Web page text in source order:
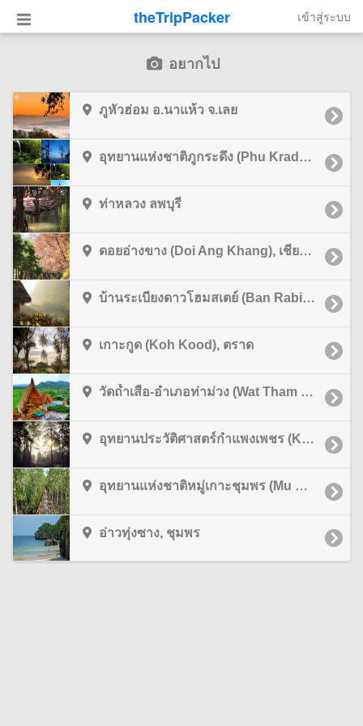
theTripPacker เข้าสู่ระบบ
อยากไป
ภูหัวฮ่อม อ.นาแห้ว จ.เลย
อุทยานแห่งชาติภูกระดึง (Phu Kradueng National Park), เลย
ท่าหลวง ลพบุรี
ดอยอ่างขาง (Doi Ang Khang), เชียงใหม่
บ้านระเบียงดาวโฮมสเตย์ (Ban Rabiang Dao Homestay), เชียงใหม่
เกาะกูด (Koh Kood), ตราด
วัดถ้ำเสือ-อำเภอท่าม่วง (Wat Tham Suea-Tha Muang District), กาญจนบุรี
อุทยานประวัติศาสตร์กำแพงเพชร (Kamphaengphet Historical Park), กำแพงเพชร
อุทยานแห่งชาติหมู่เกาะชุมพร (Mu Ko Chumphon National Park), ชุมพร
อ่าวทุ่งซาง, ชุมพร